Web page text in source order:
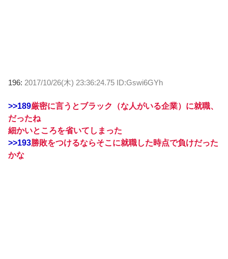
196: 2017/10/26(木) 23:36:24.75 ID:Gswi6GYh
>>189厳密に言うとブラック（な人がいる企業）に就職、
だったね
細かいところを省いてしまった
>>193勝敗をつけるならそこに就職した時点で負けだった
かな